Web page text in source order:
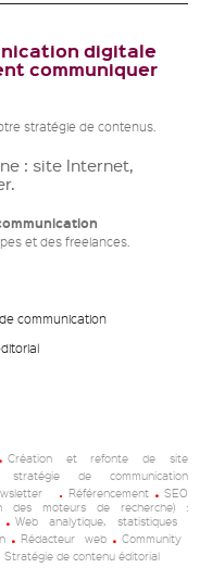
digitale
communiquer
stratégie de contenus.
: site Internet,
et des freelances.
communication
Création et refonte de site
de communication
Référencement
SEO
des moteurs de recherche) :
Web analytique, statistiques
Rédacteur web
Community
Stratégie de contenu éditorial